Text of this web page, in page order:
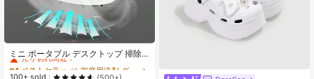
ミニ ポータブル デスクトップ 掃除
機、コードレス バッテリー式 掃除機
ダストコレクター、プラスチック製
#4 ベストセラー
売り切れ間近！
#4 ベストセラー
売り切れ間近！
#4 ベストセラー
売り切れ間近！
100+ sold